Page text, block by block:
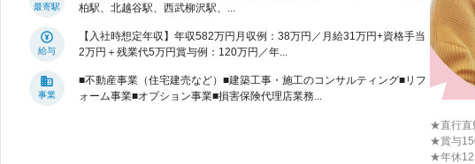
最寄駅
柏駅、北越谷駅、西武柳沢駅、...
給与
【入社時想定年収】年収582万円月収例：38万円／月給31万円+資格手当
2万円＋残業代5万円賞与例：120万円／年...
事業
■不動産事業（住宅建売など）■建築工事・施工のコンサルティング■リフ
ォーム事業■オプション事業■損害保険代理店業務...
★直行直
★賞与
★年休